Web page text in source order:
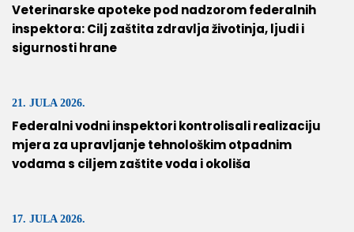
Veterinarske apoteke pod nadzorom federalnih
inspektora: Cilj zaštita zdravlja životinja, ljudi i
sigurnosti hrane
21. JULA 2026.
Federalni vodni inspektori kontrolisali realizaciju
mjera za upravljanje tehnološkim otpadnim
vodama s ciljem zaštite voda i okoliša
17. JULA 2026.